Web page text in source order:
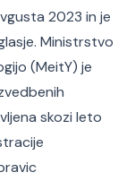
2023 in je
Ministrstvo
(MeitY) je
skozi leto